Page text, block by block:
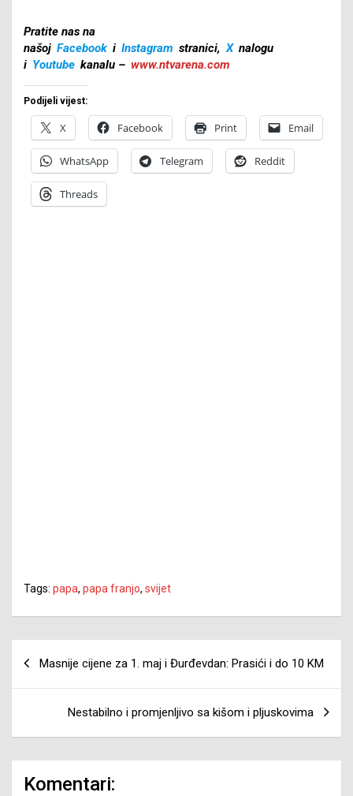
Pratite nas na
našoj Facebook i Instagram stranici, X nalogu
i Youtube kanalu – www.ntvarena.com
Podijeli vijest:
X Facebook Print Email
WhatsApp Telegram Reddit
Threads
Tags: papa, papa franjo, svijet
članaka
Masnije cijene za 1. maj i Đurđevdan: Prasići i do 10 KM
Nestabilno i promjenljivo sa kišom i pljuskovima
Komentari: